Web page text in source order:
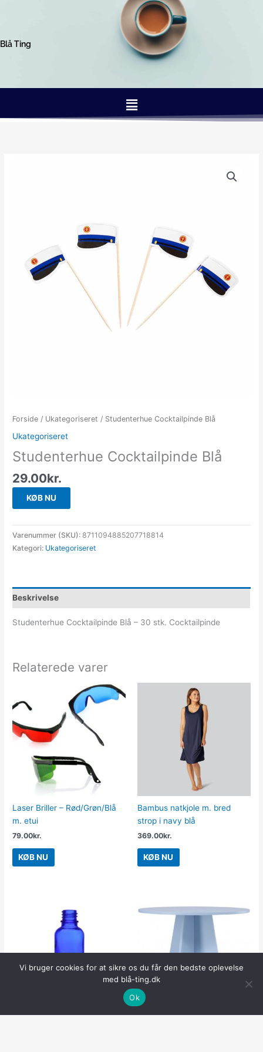
Blå Ting
Menu
Forside / Ukategoriseret / Studenterhue Cocktailpinde Blå
Ukategoriseret
Studenterhue Cocktailpinde Blå
29.00kr.
KØB NU
Varenummer (SKU):8711094885207718814
Kategori: Ukategoriseret
Beskrivelse
Studenterhue Cocktailpinde Blå – 30 stk. Cocktailpinde
Relaterede varer
Laser Briller – Rød/Grøn/Blå
m. etui
79.00kr.
KØB NU
Bambus natkjole m. bred
strop i navy blå
369.00kr.
KØB NU
Blå glasflaske 30 ml DIN18 til
BOOT Rundt spisebord i mdf
Vi bruger cookies for at sikre os du får den bedste oplevelse
med blå-ting.dk
Ok